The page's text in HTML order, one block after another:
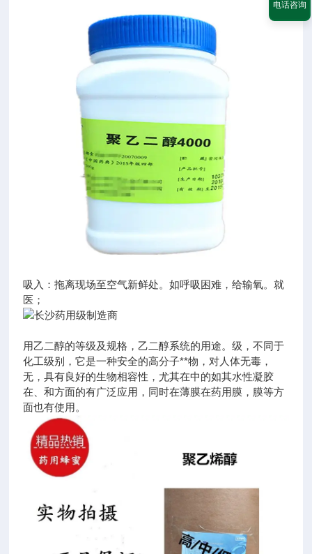
吸入：拖离现场至空气新鲜处。如呼吸困难，给输氧。就
医；
用乙二醇的等级及规格，乙二醇系统的用途。级，不同于
化工级别，它是一种安全的高分子**物，对人体无毒，
无，具有良好的生物相容性，尤其在中的如其水性凝胶
在、和方面的有广泛应用，同时在薄膜在药用膜，膜等方
面也有使用。
电话咨询